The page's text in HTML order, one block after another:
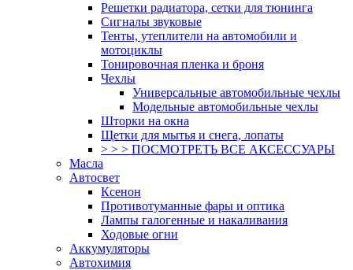
Решетки радиатора, сетки для тюнинга
Сигналы звуковые
Тенты, утеплители на автомобили и
мотоциклы
Тонировочная пленка и броня
Чехлы
Универсальные автомобильные чехлы
Модельные автомобильные чехлы
Шторки на окна
Щетки для мытья и снега, лопаты
> > > ПОСМОТРЕТЬ ВСЕ АКСЕССУАРЫ
Масла
Автосвет
Ксенон
Противотуманные фары и оптика
Лампы галогенные и накаливания
Ходовые огни
Аккумуляторы
Автохимия